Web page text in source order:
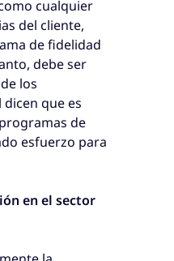
cualquier
del cliente,
de fidelidad
debe ser
los
que es
de
esfuerzo para
en el sector